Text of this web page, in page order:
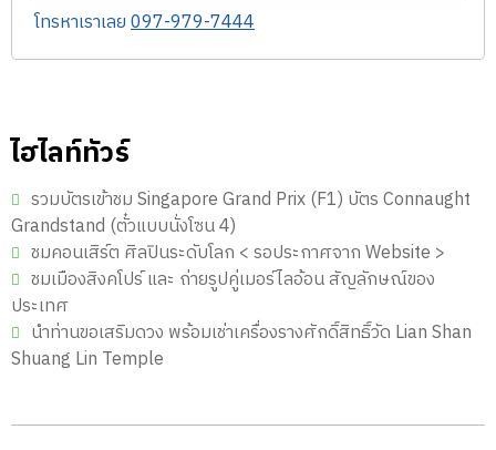
โทรหาเราเลย097-979-7444
ไฮไลท์ทัวร์
รวมบัตรเข้าชม Singapore Grand Prix (F1) บัตร Connaught
Grandstand (ตั๋วแบบนั่งโซน 4)
ชมคอนเสิร์ต ศิลปินระดับโลก < รอประกาศจาก Website >
ชมเมืองสิงคโปร์ และ ถ่ายรูปคู่เมอร์ไลอ้อน สัญลักษณ์ของ
ประเทศ
นำท่านขอเสริมดวง พร้อมเช่าเครื่องรางศักดิ์สิทธิ์วัด Lian Shan
Shuang Lin Temple